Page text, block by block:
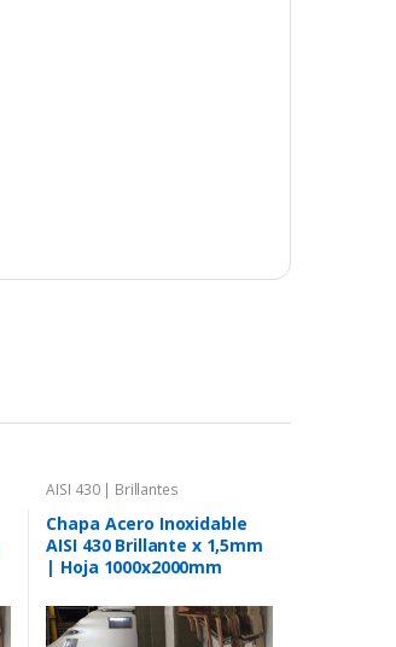
AISI 430 | Brillantes
Chapa Acero Inoxidable
AISI 430 Brillante x 1,5mm
| Hoja 1000x2000mm